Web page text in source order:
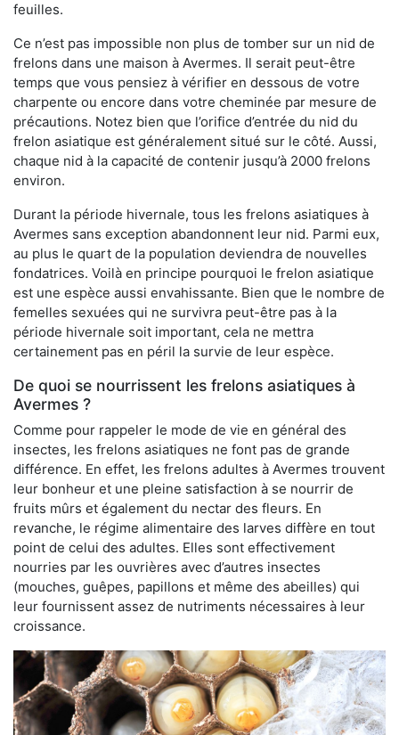
feuilles.
Ce n’est pas impossible non plus de tomber sur un nid de
frelons dans une maison à Avermes. Il serait peut-être
temps que vous pensiez à vérifier en dessous de votre
charpente ou encore dans votre cheminée par mesure de
précautions. Notez bien que l’orifice d’entrée du nid du
frelon asiatique est généralement situé sur le côté. Aussi,
chaque nid à la capacité de contenir jusqu’à 2000 frelons
environ.
Durant la période hivernale, tous les frelons asiatiques à
Avermes sans exception abandonnent leur nid. Parmi eux,
au plus le quart de la population deviendra de nouvelles
fondatrices. Voilà en principe pourquoi le frelon asiatique
est une espèce aussi envahissante. Bien que le nombre de
femelles sexuées qui ne survivra peut-être pas à la
période hivernale soit important, cela ne mettra
certainement pas en péril la survie de leur espèce.
De quoi se nourrissent les frelons asiatiques à
Avermes ?
Comme pour rappeler le mode de vie en général des
insectes, les frelons asiatiques ne font pas de grande
différence. En effet, les frelons adultes à Avermes trouvent
leur bonheur et une pleine satisfaction à se nourrir de
fruits mûrs et également du nectar des fleurs. En
revanche, le régime alimentaire des larves diffère en tout
point de celui des adultes. Elles sont effectivement
nourries par les ouvrières avec d’autres insectes
(mouches, guêpes, papillons et même des abeilles) qui
leur fournissent assez de nutriments nécessaires à leur
croissance.